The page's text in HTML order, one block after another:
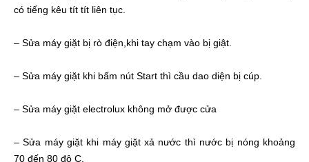
có tiếng kêu tít tít liên tục.
– Sửa máy giặt bị rò điện,khi tay chạm vào bị giật.
– Sửa máy giặt khi bấm nút Start thì cầu dao diện bị cúp.
– Sửa máy giặt electrolux không mở được cửa
– Sửa máy giặt khi máy giặt xả nước thì nước bị nóng khoảng
70 đến 80 độ C.